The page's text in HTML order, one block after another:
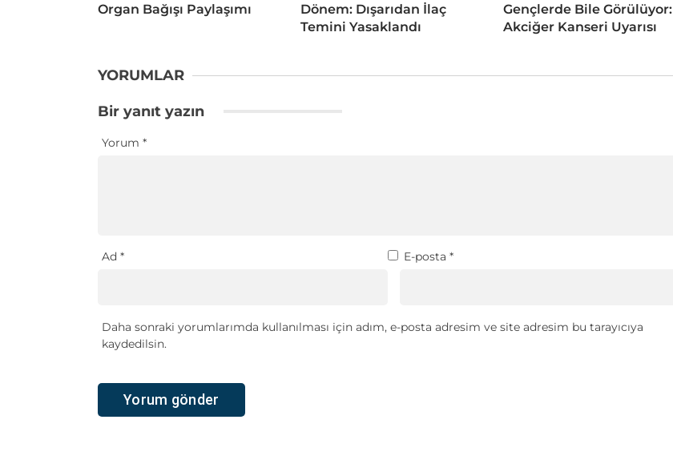
Organ Bağışı Paylaşımı
Dönem: Dışarıdan İlaç
Temini Yasaklandı
Gençlerde Bile Görülüyor:
Akciğer Kanseri Uyarısı
YORUMLAR
Bir yanıt yazın
Yorum *
Ad * E-posta *
Daha sonraki yorumlarımda kullanılması için adım, e-posta adresim ve site adresim bu tarayıcıya
kaydedilsin.